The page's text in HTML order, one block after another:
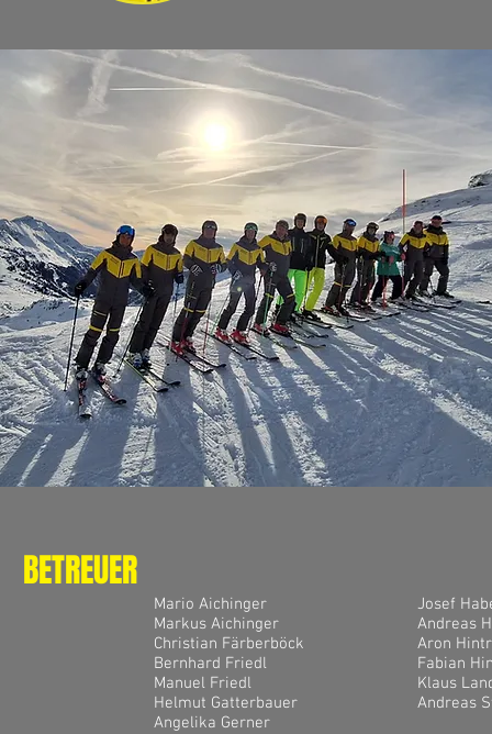
BETREUER
Mario Aichinger
Markus Aichinger
Christian Färberböck
Bernhard Friedl
Manuel Friedl
Helmut Gatterbauer
Angelika Gerner
Josef
Andreas
Aron
Fabian
Klaus
Andreas